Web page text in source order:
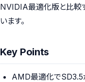
NVIDIA最適化版と比較
います。
Key Points
AMD最適化でSD3.5